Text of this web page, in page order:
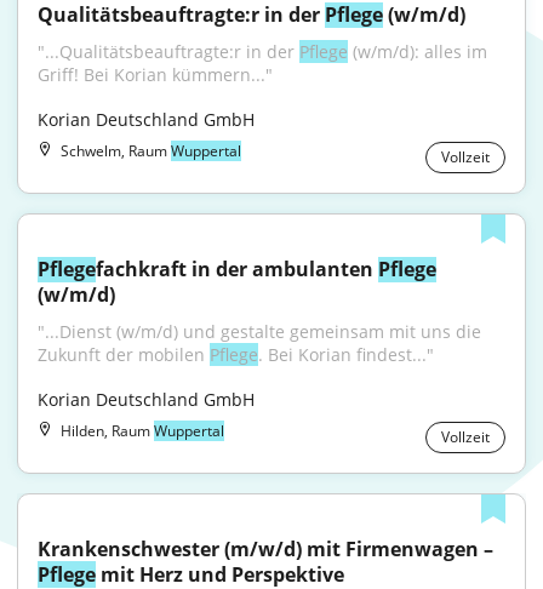
Qualitätsbeauftragte:r in der Pflege (w/m/d)
"...Qualitätsbeauftragte:r in der Pflege (w/m/d): alles im
Griff! Bei Korian kümmern..."
Korian Deutschland GmbH
Schwelm, RaumWuppertal Vollzeit
Pflegefachkraft in der ambulanten Pflege
(w/m/d)
"...Dienst (w/m/d) und gestalte gemeinsam mit uns die
Zukunft der mobilen Pflege. Bei Korian findest..."
Korian Deutschland GmbH
Hilden, RaumWuppertal Vollzeit
Pflege mit Herz und Perspektive